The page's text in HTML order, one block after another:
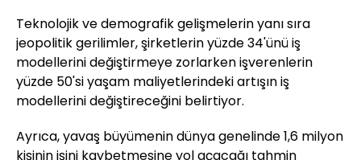
Teknolojik ve demografik gelişmelerin yanı sıra
jeopolitik gerilimler, şirketlerin yüzde 34'ünü iş
modellerini değiştirmeye zorlarken işverenlerin
yüzde 50'si yaşam maliyetlerindeki artışın iş
modellerini değiştireceğini belirtiyor.
Ayrıca, yavaş büyümenin dünya genelinde 1,6 milyon
kişinin işini kaybetmesine yol açacağı tahmin